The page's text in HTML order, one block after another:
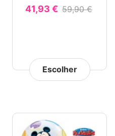
41,93 € 59,90 €
Escolher